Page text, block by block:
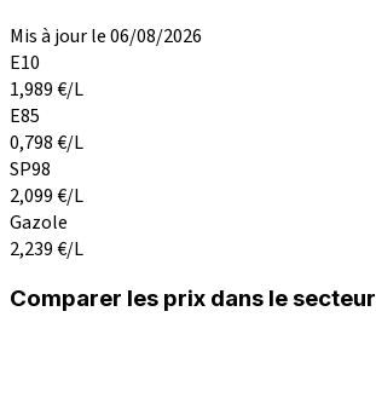
Mis à jour le 06/08/2026
E10
1,989€/L
E85
0,798€/L
SP98
2,099€/L
Gazole
2,239€/L
Comparer les prix dans le secteur